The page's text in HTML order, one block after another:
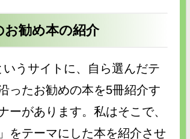
勧め本の紹介
いうサイトに、自ら選んだテ
ったお勧めの本を5冊紹介す
ーがあります。私はそこで、
」をテーマにした本を紹介させ